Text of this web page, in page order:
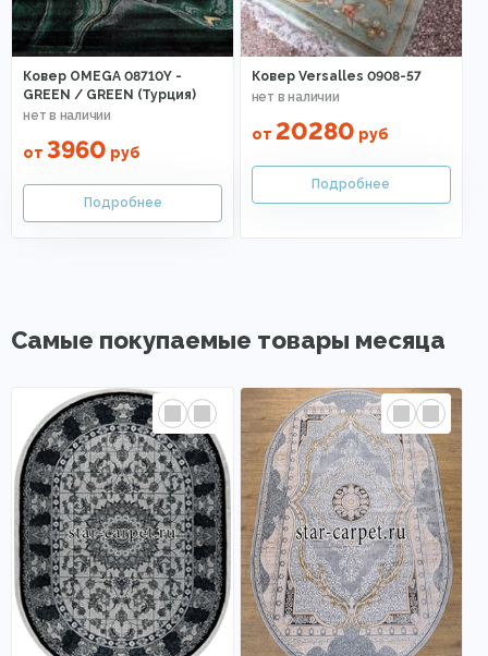
Ковер OMEGA 08710Y -
GREEN / GREEN (Турция)
от 3960 руб
Ковер Versalles 0908-57
от 20280 руб
Самые покупаемые товары месяца